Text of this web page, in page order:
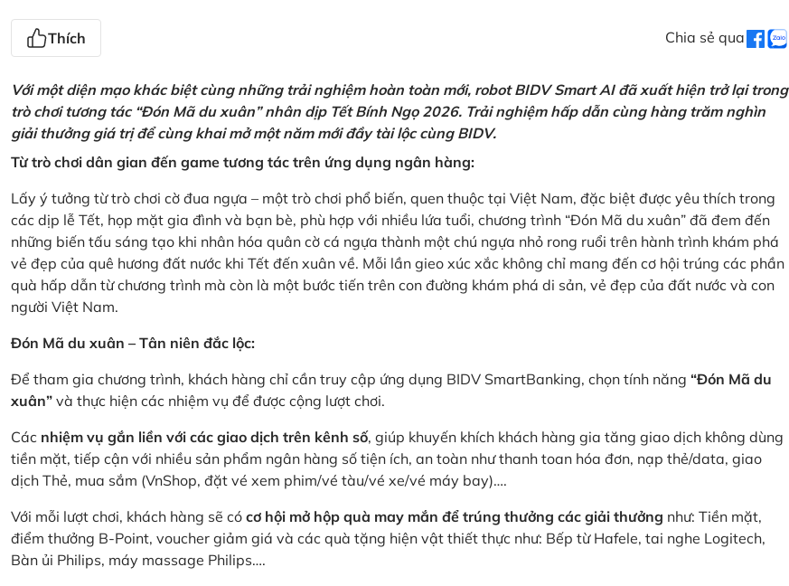
Thích Chia sẻ qua
Với một diện mạo khác biệt cùng những trải nghiệm hoàn toàn mới, robot BIDV Smart AI đã xuất hiện trở lại trong
trò chơi tương tác “Đón Mã du xuân” nhân dịp Tết Bính Ngọ 2026. Trải nghiệm hấp dẫn cùng hàng trăm nghìn
giải thưởng giá trị để cùng khai mở một năm mới đầy tài lộc cùng BIDV.
Từ trò chơi dân gian đến game tương tác trên ứng dụng ngân hàng:
Lấy ý tưởng từ trò chơi cờ đua ngựa – một trò chơi phổ biến, quen thuộc tại Việt Nam, đặc biệt được yêu thích trong
các dịp lễ Tết, họp mặt gia đình và bạn bè, phù hợp với nhiều lứa tuổi, chương trình “Đón Mã du xuân” đã đem đến
những biến tấu sáng tạo khi nhân hóa quân cờ cá ngựa thành một chú ngựa nhỏ rong ruổi trên hành trình khám phá
vẻ đẹp của quê hương đất nước khi Tết đến xuân về. Mỗi lần gieo xúc xắc không chỉ mang đến cơ hội trúng các phần
quà hấp dẫn từ chương trình mà còn là một bước tiến trên con đường khám phá di sản, vẻ đẹp của đất nước và con
người Việt Nam.
Đón Mã du xuân – Tân niên đắc lộc:
Để tham gia chương trình, khách hàng chỉ cần truy cập ứng dụng BIDV SmartBanking, chọn tính năng “Đón Mã du
xuân” và thực hiện các nhiệm vụ để được cộng lượt chơi.
Các nhiệm vụ gắn liền với các giao dịch trên kênh số, giúp khuyến khích khách hàng gia tăng giao dịch không dùng
tiền mặt, tiếp cận với nhiều sản phẩm ngân hàng số tiện ích, an toàn như thanh toan hóa đơn, nạp thẻ/data, giao
dịch Thẻ, mua sắm (VnShop, đặt vé xem phim/vé tàu/vé xe/vé máy bay)….
Với mỗi lượt chơi, khách hàng sẽ có cơ hội mở hộp quà may mắn để trúng thưởng các giải thưởng như: Tiền mặt,
điểm thưởng B-Point, voucher giảm giá và các quà tặng hiện vật thiết thực như: Bếp từ Hafele, tai nghe Logitech,
Bàn ủi Philips, máy massage Philips….